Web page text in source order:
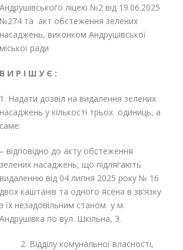
Андрушівського ліцею №2 від 19.06.2025
№274 та акт обстеження зелених
насаджень, виконком Андрушівської
міської ради
В И Р І Ш У Є :
1. Надати дозвіл на видалення зелених
насаджень у кількості трьох одиниць, а
саме:
– відповідно до акту обстеження
зелених насаджень, що підлягають
видаленню від 04 липня 2025 року № 16
двох каштанів та одного ясена в зв’язку
з їх незадовільним станом у м.
Андрушівка по вул. Шкільна, 3.
2. Відділу комунальної власності,